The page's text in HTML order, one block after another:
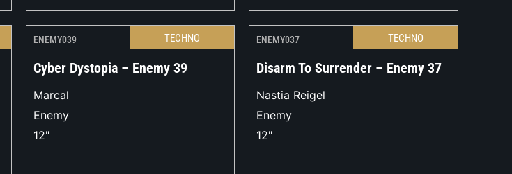
ENEMY039 TECHNO
Cyber Dystopia – Enemy 39
Marcal
Enemy
12"
ENEMY037 TECHNO
Disarm To Surrender – Enemy 37
Nastia Reigel
Enemy
12"